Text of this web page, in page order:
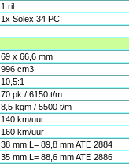
1 ril
1x Solex 34 PCI
69 x 66,6 mm
996 cm3
10,5:1
70 pk / 6150 t/m
8,5 kgm / 5500 t/m
140 km/uur
160 km/uur
38 mm L= 89,8 mm ATE 2884
35 mm L= 88,6 mm ATE 2886